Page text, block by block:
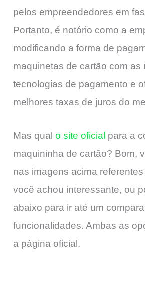
pelos empreendedores em
Portanto, é notório como a
modificando a forma de
maquinetas de cartão com as
tecnologias de pagamento e
melhores taxas de juros do
Mas qual o site oficial para a
maquininha de cartão? Bom,
nas imagens acima
você achou interessante, ou
abaixo para ir até um
funcionalidades. Ambas as
a página oficial.